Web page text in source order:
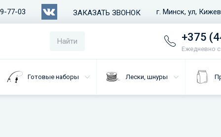
77-03 ЗАКАЗАТЬ ЗВОНОК г. Минск, ул,
Найти +375
Ежедневно
Готовые наборы Лески, шнуры